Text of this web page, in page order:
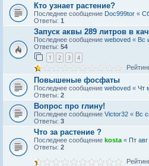
Кто узнает растение?
Последнее сообщение Doc999tor «
Ответы: 1
Запуск аквы 289 литров в
Последнее сообщение weboved « Вс
Ответы: 54
1 2 3 4
Повышеные фосфаты
Последнее сообщение weboved « Чт
Ответы: 2
Вопрос про глину!
Последнее сообщение Victor32 « Вс
Ответы: 3
Что за растение ?
Последнее сообщение kosta « Пт
Ответы: 2